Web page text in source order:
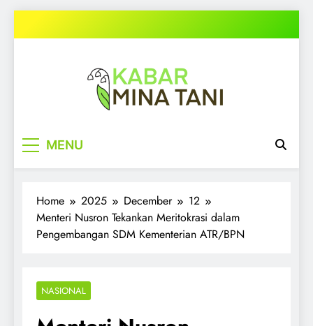
to
MENU
Home 2025 December
12
Menteri Nusron Tekankan Meritokrasi dalam
Pengembangan SDM Kementerian ATR/BPN
NASIONAL